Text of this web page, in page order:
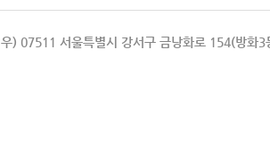
우) 07511 서울특별시 강서구 금낭화로 154(방화3